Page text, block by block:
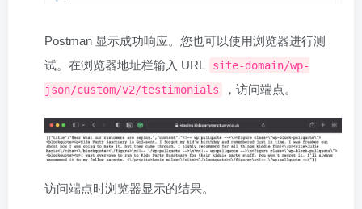
Postman 显示成功响应。您也可以使用浏览器进行测
试。在浏览器地址栏输入 URL
site-domain/wp-
json/custom/v2/testimonials
，访问端点。
访问端点时浏览器显示的结果。